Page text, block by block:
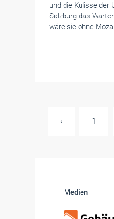
und die Kulisse der
Salzburg das
wäre sie ohne
‹ 1
Medien